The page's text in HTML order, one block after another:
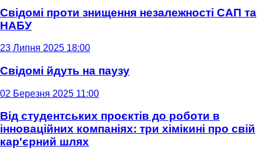
Свідомі проти знищення незалежності САП та
НАБУ
23 Липня 2025 18:00
Свідомі йдуть на паузу
02 Березня 2025 11:00
Від студентських проєктів до роботи в
інноваційних компаніях: три хімікині про свій
кар'єрний шлях